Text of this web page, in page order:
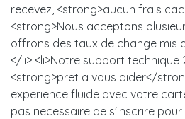
recevez, <strong>aucun frais
<strong>Nous acceptons
offrons des taux de change mis
</li> <li>Notre support technique
<strong>pret a vous aider</
experience fluide avec votre
pas necessaire de s'inscrire